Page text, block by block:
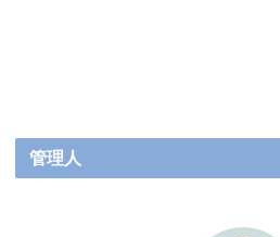
管理人